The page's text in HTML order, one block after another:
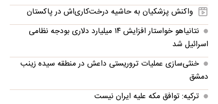
واکنش پزشکیان به حاشیه درخت‌کاری‌اش در پاکستان
نتانیاهو خواستار افزایش ۱۴ میلیارد دلاری بودجه نظامی
اسرائیل شد
خنثی‌سازی عملیات تروریستی داعش در منطقه سیده زینب
دمشق
ترکیه: توافق مکه علیه ایران نیست